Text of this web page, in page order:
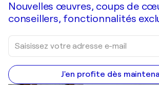
Nouvelles œuvres, coups de
conseillers, fonctionnalités
J'en profite dès